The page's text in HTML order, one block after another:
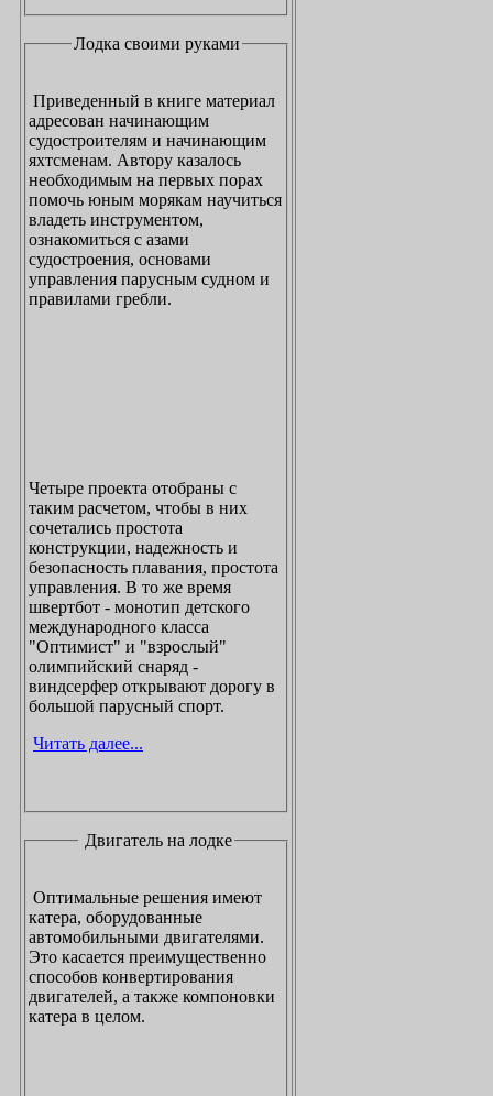
Лодка своими руками
Приведенный в книге материал
адресован начинающим
судостроителям и начинающим
яхтсменам. Автору казалось
необходимым на первых порах
помочь юным морякам научиться
владеть инструментом,
ознакомиться с азами
судостроения, основами
управления парусным судном и
правилами гребли.
Четыре проекта отобраны с
таким расчетом, чтобы в них
сочетались простота
конструкции, надежность и
безопасность плавания, простота
управления. В то же время
швертбот - монотип детского
международного класса
"Оптимист" и "взрослый"
олимпийский снаряд -
виндсерфер открывают дорогу в
большой парусный спорт.
Читать далее...
Двигатель на лодке
Оптимальные решения имеют
катера, оборудованные
автомобильными двигателями.
Это касается преимущественно
способов конвертирования
двигателей, а также компоновки
катера в целом.